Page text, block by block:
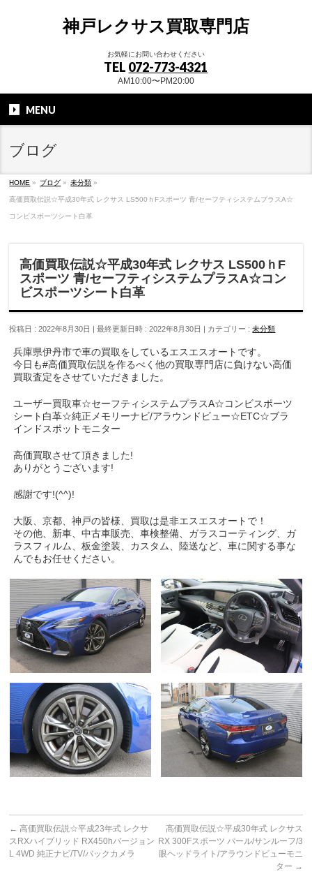
神戸レクサス買取専門店
お気軽にお問い合わせください
TEL 072-773-4321
AM10:00〜PM20:00
MENU
ブログ
HOME » ブログ » 未分類 »
高価買取伝説☆平成30年式 レクサス LS500ｈFスポーツ 青/セーフティシステムプラスA☆
コンビスポーツシート白革
高価買取伝説☆平成30年式 レクサス LS500ｈF
スポーツ 青/セーフティシステムプラスA☆コン
ビスポーツシート白革
投稿日 : 2022年8月30日 最終更新日時 : 2022年8月30日 カテゴリー :未分類
兵庫県伊丹市で車の買取をしているエスエスオートです。
今日も#高価買取伝説を作るべく他の買取専門店に負けない高価
買取査定をさせていただきました。
ユーザー買取車☆セーフティシステムプラスA☆コンビスポーツ
シート白革☆純正メモリーナビ/アラウンドビュー☆ETC☆ブラ
インドスポットモニター
高価買取させて頂きました!
ありがとうございます!
感謝です!(^^)!
大阪、京都、神戸の皆様、買取は是非エスエスオートで！
その他、新車、中古車販売、車検整備、ガラスコーティング、ガ
ラスフィルム、板金塗装、カスタム、陸送など、車に関する事な
んでもお任せください。
← 高価買取伝説☆平成23年式 レクサ
スRXハイブリッド RX450hバージョン
L 4WD 純正ナビ/TV/バックカメラ
高価買取伝説☆平成30年式 レクサス
RX 300Fスポーツ パール/サンルーフ/3
眼ヘッドライト/アラウンドビューモニ
ター →